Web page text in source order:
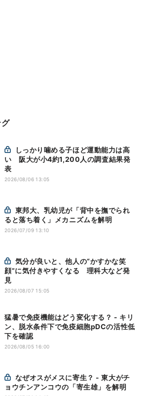
い 阪大が小4約1,200人の調査結果発
表
2026/08/06 13:05
ると落ち着く」メカニズムを解明
2026/07/09 13:10
顔”に気付きやすくなる 理科大など発
見
2026/08/07 15:05
猛暑で免疫機能はどう変化する？ - キリ
ン、脱水条件下で免疫細胞pDCの活性低
下を確認
2026/08/05 16:00
ョウチンアンコウの「寄生雄」を解明